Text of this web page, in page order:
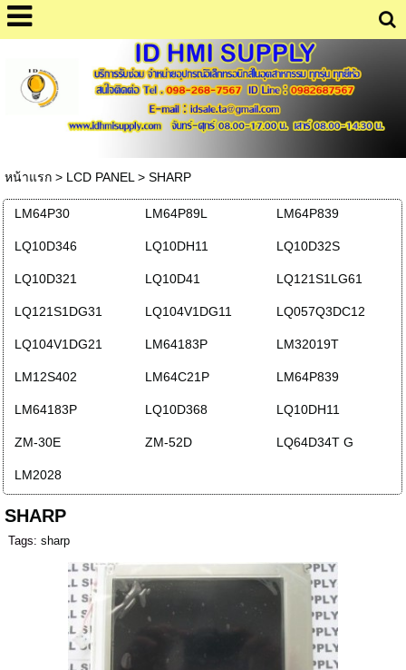
หน้าแรก> LCD PANEL > SHARP
LM64P30 LM64P89L LM64P839
LQ10D346 LQ10DH11 LQ10D32S
LQ10D321 LQ10D41 LQ121S1LG61
LQ121S1DG31 LQ104V1DG11 LQ057Q3DC12
LQ104V1DG21 LM64183P LM32019T
LM12S402 LM64C21P LM64P839
LM64183P LQ10D368 LQ10DH11
ZM-30E ZM-52D LQ64D34T G
LM2028
SHARP
Tags: sharp